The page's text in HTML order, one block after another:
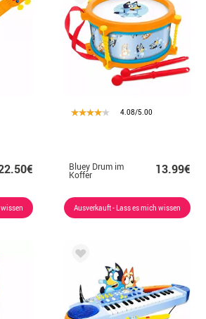
4.08/5.00
Bluey Drum im
Koffer 13.99€
Ausverkauft - Lass es mich wissen